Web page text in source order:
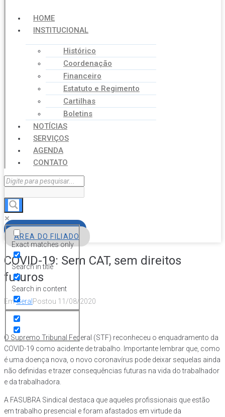
HOME
INSTITUCIONAL
Histórico
Coordenação
Financeiro
Estatuto e Regimento
Cartilhas
Boletins
NOTÍCIAS
SERVIÇOS
AGENDA
CONTATO
Exact matches only
Search in title
Search in content
ÁREA DO FILIADO
COVID-19: Sem CAT, sem direitos
futuros
EmGeral Postou 11/08/2020
O Supremo Tribunal Federal (STF) reconheceu o enquadramento da
COVID-19 como acidente de trabalho. Importante lembrar que, como
é uma doença nova, o novo coronavírus pode deixar sequelas ainda
não definidas e trazer consequências futuras na vida do trabalhador
e da trabalhadora.
A FASUBRA Sindical destaca que aqueles profissionais que estão
em trabalho presencial e foram afastados em virtude da